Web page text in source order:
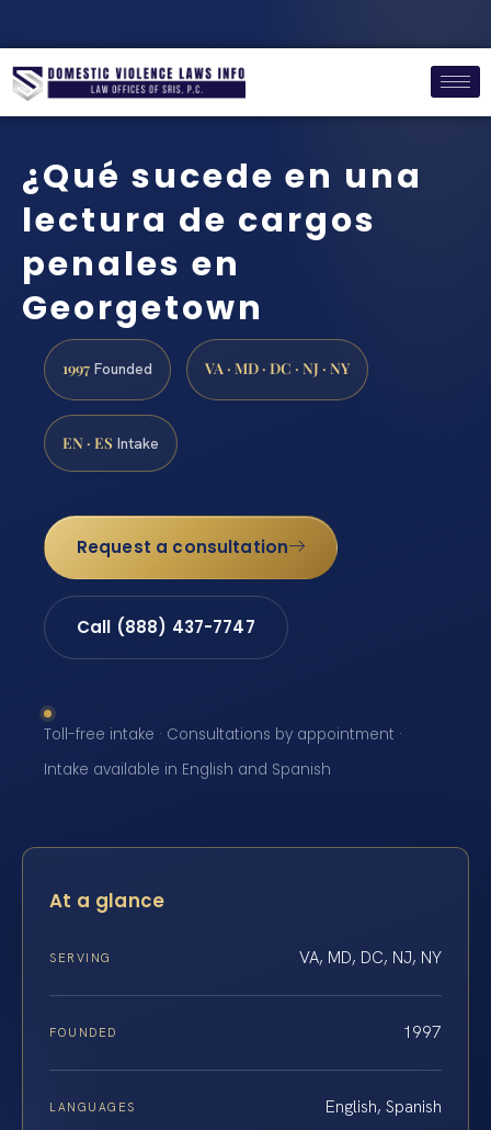
¿Qué sucede en una
lectura de cargos
penales en
Georgetown
1997 Founded VA · MD · DC · NJ · NY
EN · ES Intake
Request a consultation
Call (888) 437-7747
Toll-free intake · Consultations by appointment ·
Intake available in English and Spanish
At a glance
SERVING VA, MD, DC, NJ, NY
FOUNDED 1997
LANGUAGES English, Spanish